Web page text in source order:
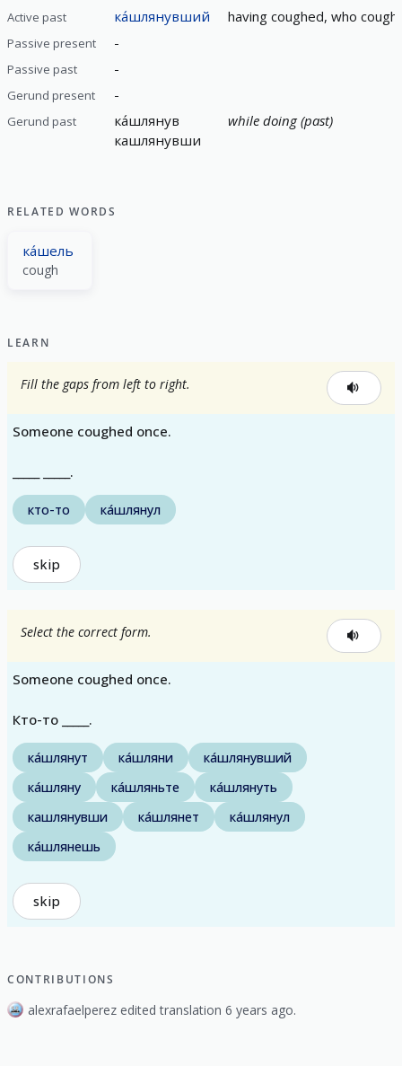
Active past ка́шлянувший having coughed, who
Passive present -
Passive past -
Gerund present -
Gerund past
ка́шлянув
кашлянувши
while doing (past)
RELATED WORDS
ка́шель
cough
LEARN
Fill the gaps from left to right.
Someone coughed once.
_____ _____.
кто-то ка́шлянул
skip
Select the correct form.
Someone coughed once.
Кто-то _____.
ка́шлянут ка́шляни
ка́шлянувший
ка́шляну
ка́шляньте
ка́шлянуть
кашлянувши
ка́шлянет
ка́шлянул
ка́шлянешь
skip
CONTRIBUTIONS
alexrafaelperez edited translation 6 years ago.